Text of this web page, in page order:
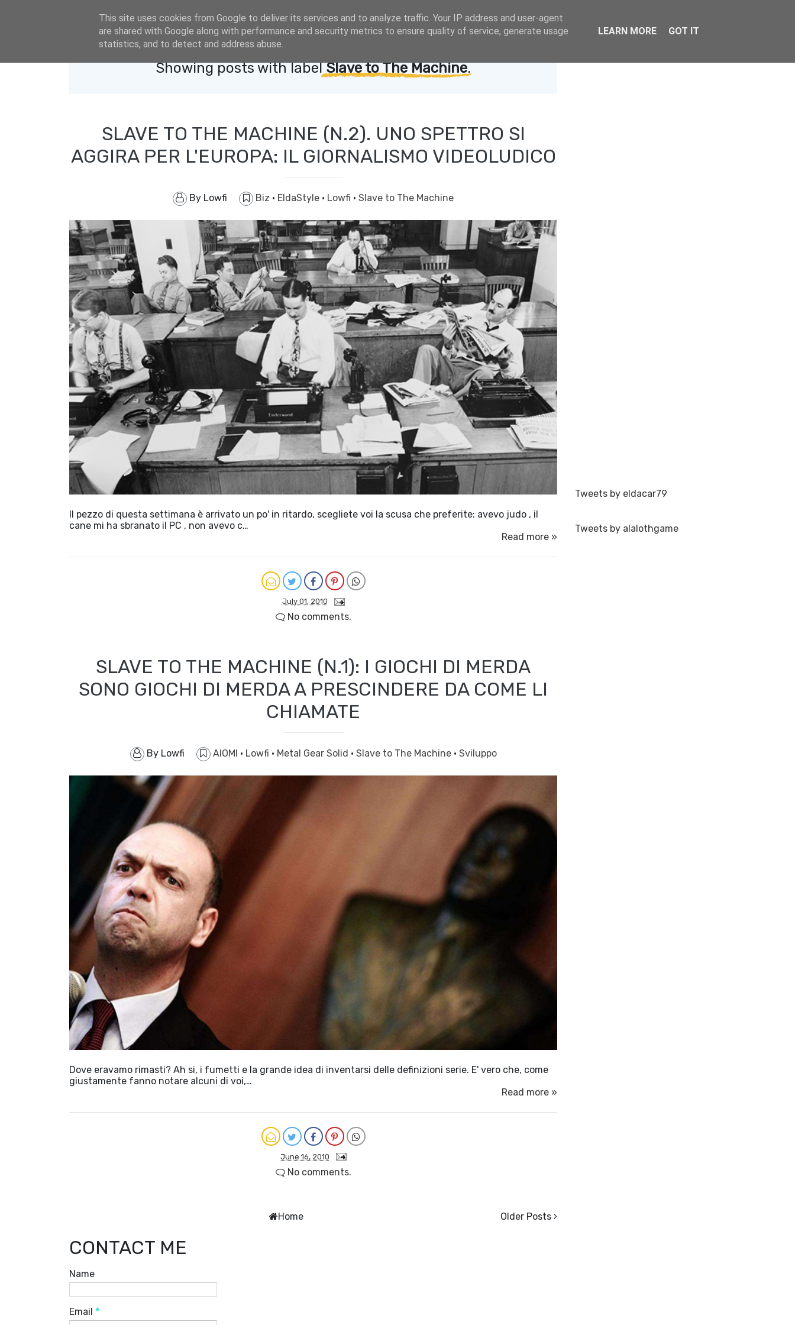
Showing posts with labelSlave to The Machine.
SLAVE TO THE MACHINE (N.2). UNO SPETTRO SI
AGGIRA PER L'EUROPA: IL GIORNALISMO VIDEOLUDICO
By Lowfi Biz · EldaStyle · Lowfi · Slave to The Machine
Il pezzo di questa settimana è arrivato un po' in ritardo, scegliete voi la scusa che preferite: avevo judo , il
cane mi ha sbranato il PC , non avevo c…
Read more »
July 01, 2010
No comments.
SLAVE TO THE MACHINE (N.1): I GIOCHI DI MERDA
SONO GIOCHI DI MERDA A PRESCINDERE DA COME LI
CHIAMATE
By Lowfi AIOMI · Lowfi · Metal Gear Solid · Slave to The Machine · Sviluppo
Dove eravamo rimasti? Ah si, i fumetti e la grande idea di inventarsi delle definizioni serie. E' vero che, come
giustamente fanno notare alcuni di voi,…
Read more »
June 16, 2010
No comments.
Older Posts
Home
CONTACT ME
Name
Email *
Tweets by eldacar79
Tweets by alalothgame
This site uses cookies from Google to deliver its services and to analyze traffic. Your IP address and user-agent
are shared with Google along with performance and security metrics to ensure quality of service, generate usage
statistics, and to detect and address abuse.
LEARN MORE GOT IT